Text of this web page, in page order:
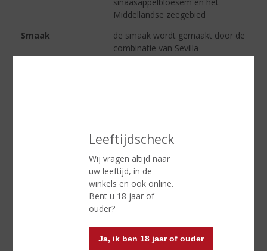
Leeftijdscheck
Wij vragen altijd naar
uw leeftijd, in de
winkels en ook online.
Bent u 18 jaar of
ouder?
Ja, ik ben 18 jaar of ouder
Middellandse zeegebied
Smaak
de smaak wordt gemaakt door de
combinatie van Sevilla
Reviews
Schrijf een review
(5,0